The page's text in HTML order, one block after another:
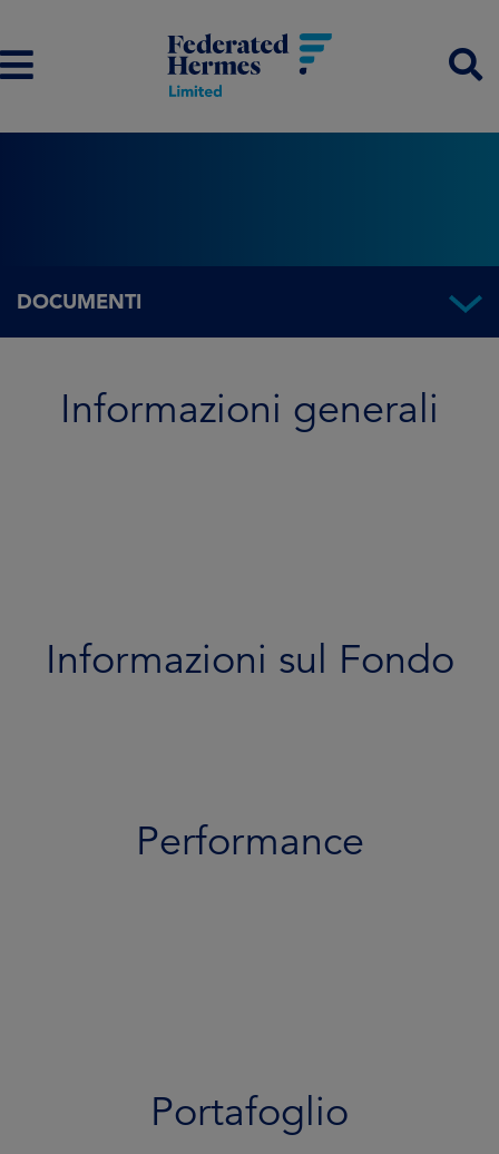
DOCUMENTI
Informazioni sul Fondo
Documenti
Informazioni generali
Informazioni sul Fondo
Performance
Portafoglio